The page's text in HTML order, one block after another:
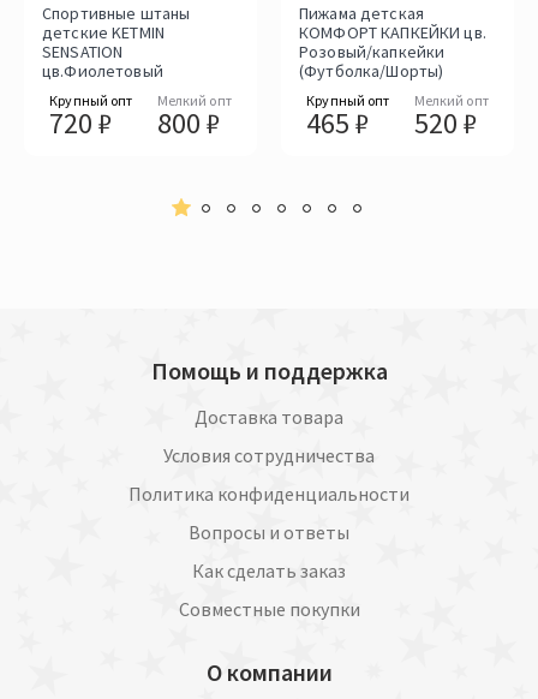
Спортивные штаны
детские KETMIN
SENSATION
цв.Фиолетовый
Крупный опт
720 ₽
Мелкий опт
800 ₽
Пижама детская
КОМФОРТ КАПКЕЙКИ цв.
Розовый/капкейки
(Футболка/Шорты)
Крупный опт
465 ₽
Мелкий опт
520 ₽
Помощь и поддержка
Доставка товара
Условия сотрудничества
Политика конфиденциальности
Вопросы и ответы
Как сделать заказ
Совместные покупки
О компании